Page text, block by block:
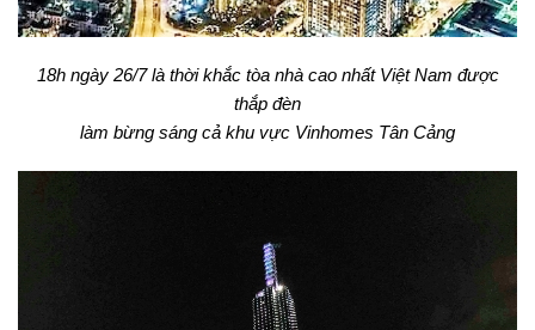
18h ngày 26/7 là thời khắc tòa nhà cao nhất Việt Nam được
thắp đèn
làm bừng sáng cả khu vực Vinhomes Tân Cảng